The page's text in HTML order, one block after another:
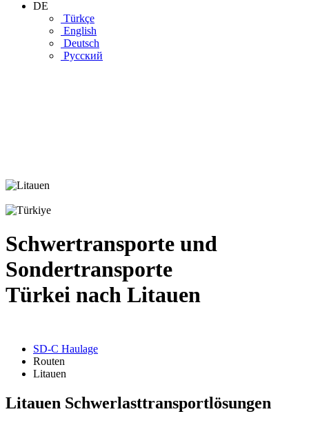
DE
Türkçe
English
Deutsch
Русский
Schwertransporte und
Sondertransporte
Türkei nach Litauen
SD-C Haulage
Routen
Litauen
Litauen Schwerlasttransportlösungen